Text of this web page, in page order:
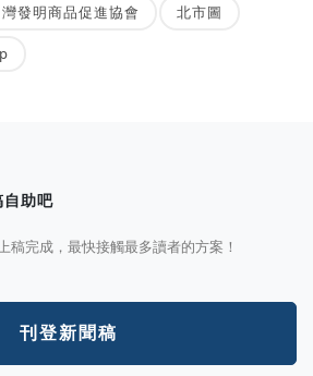
發明商品促進協會 北市圖
自助吧
稿完成，最快接觸最多讀者的方案！
刊登新聞稿